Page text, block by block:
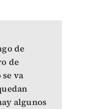
de
de
va
algunos